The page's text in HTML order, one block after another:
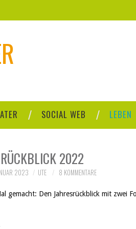
SOCIAL WEB LEBEN
RÜCKBLICK 2022
2023 UTE 8 KOMMENTARE
gemacht: Den Jahresrückblick mit zwei